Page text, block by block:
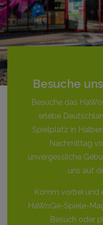
Besuche
Besuche das
erlebe
Spielplatz in
Nachmittag
unvergessliche
uns auf
Komm vorbei und
HaWoGe-Spiele-
Besuch oder